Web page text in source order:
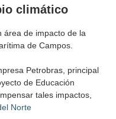
climático
área de impacto de la
de Campos.
Petrobras, principal
de Educación
tales impactos,
Norte